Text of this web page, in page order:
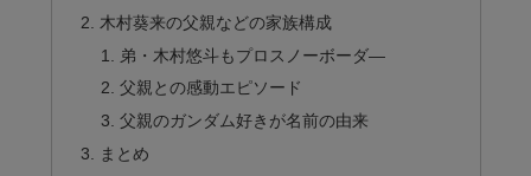
木村葵来の父親などの家族構成
弟・木村悠斗もプロスノーボーダ―
父親との感動エピソード
父親のガンダム好きが名前の由来
まとめ